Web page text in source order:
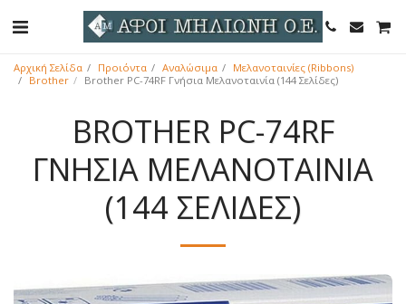
Αρχική Σελίδα Προιόντα Αναλώσιμα
Μελανοταινίες (Ribbons)
Brother
Brother PC-74RF Γνήσια Μελανοταινία (144 Σελίδες)
BROTHER PC-74RF
ΓΝΉΣΙΑ ΜΕΛΑΝΟΤΑΙΝΊΑ
(144 ΣΕΛΊΔΕΣ)